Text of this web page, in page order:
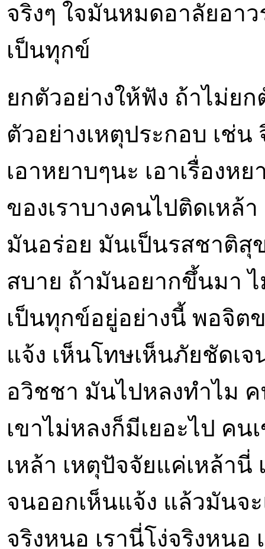
จริงๆ ใจมันหมดอาลัยอ
เป็นทุกข์
ยกตัวอย่างให้ฟัง ถ้าไม่ย
ตัวอย่างเหตุประกอบ เช่น
เอาหยาบๆนะ เอาเรื่องห
ของเราบางคนไปติดเหล้
มันอร่อย มันเป็นรสชาติสุ
สบาย ถ้ามันอยากขึ้นมา
เป็นทุกข์อยู่อย่างนี้ พอจิ
แจ้ง เห็นโทษเห็นภัยชัดเ
อวิชชา มันไปหลงทำไม
เขาไม่หลงก็มีเยอะไป คน
เหล้า เหตุปัจจัยแค่เหล้านี่
จนออกเห็นแจ้ง แล้วมันจ
จริงหนอ เรานี่โง่จริงหนอ